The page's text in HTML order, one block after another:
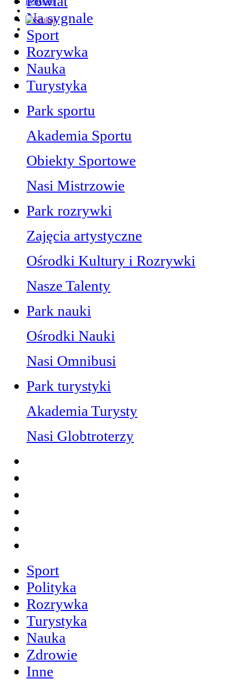
Na sygnale
Sport
Rozrywka
Nauka
Turystyka
Park sportu
Akademia Sportu
Obiekty Sportowe
Nasi Mistrzowie
Park rozrywki
Zajęcia artystyczne
Ośrodki Kultury i Rozrywki
Nasze Talenty
Park nauki
Ośrodki Nauki
Nasi Omnibusi
Park turystyki
Akademia Turysty
Nasi Globtroterzy
Sport
Polityka
Rozrywka
Turystyka
Nauka
Zdrowie
Inne